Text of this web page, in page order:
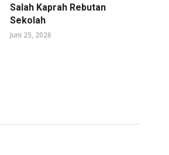
Salah Kaprah Rebutan
Sekolah
Juni 25, 2026